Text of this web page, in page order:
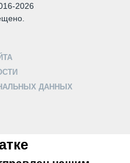
2026
ДАННЫХ